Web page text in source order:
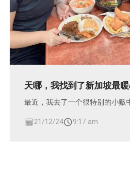
天哪，我找到了新加坡最
最近，我去了一个很特别的小贩
21/12/24 9:17 am